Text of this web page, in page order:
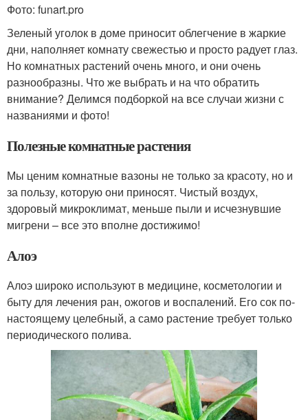
Фото: funart.pro
Зеленый уголок в доме приносит облегчение в жаркие
дни, наполняет комнату свежестью и просто радует глаз.
Но комнатных растений очень много, и они очень
разнообразны. Что же выбрать и на что обратить
внимание? Делимся подборкой на все случаи жизни с
названиями и фото!
Полезные комнатные растения
Мы ценим комнатные вазоны не только за красоту, но и
за пользу, которую они приносят. Чистый воздух,
здоровый микроклимат, меньше пыли и исчезнувшие
мигрени – все это вполне достижимо!
Алоэ
Алоэ широко используют в медицине, косметологии и
быту для лечения ран, ожогов и воспалений. Его сок по-
настоящему целебный, а само растение требует только
периодического полива.